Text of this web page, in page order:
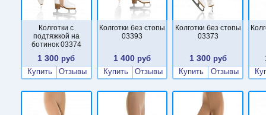
Колготки с
подтяжкой на
ботинок 03374
1 300 руб
Купить
Отзывы
Колготки без стопы
03393
1 400 руб
Купить
Отзывы
Колготки без стопы
03373
1 300руб
Купить
Отзывы